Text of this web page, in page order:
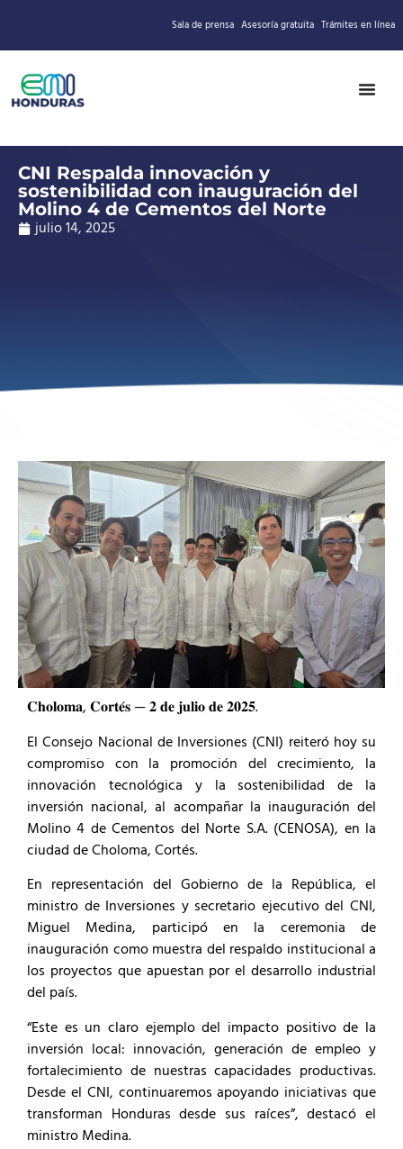
Sala de prensa Asesoría gratuita Trámites en línea
CNI Respalda innovación y
sostenibilidad con inauguración del
Molino 4 de Cementos del Norte
julio 14, 2025
𝐂𝐡𝐨𝐥𝐨𝐦𝐚, 𝐂𝐨𝐫𝐭𝐞́𝐬 — 𝟐 𝐝𝐞 𝐣𝐮𝐥𝐢𝐨 𝐝𝐞 𝟐𝟎𝟐𝟓.
El Consejo Nacional de Inversiones (CNI) reiteró hoy su
compromiso con la promoción del crecimiento, la
innovación tecnológica y la sostenibilidad de la
inversión nacional, al acompañar la inauguración del
Molino 4 de Cementos del Norte S.A. (CENOSA), en la
ciudad de Choloma, Cortés.
En representación del Gobierno de la República, el
ministro de Inversiones y secretario ejecutivo del CNI,
Miguel Medina, participó en la ceremonia de
inauguración como muestra del respaldo institucional a
los proyectos que apuestan por el desarrollo industrial
del país.
“Este es un claro ejemplo del impacto positivo de la
inversión local: innovación, generación de empleo y
fortalecimiento de nuestras capacidades productivas.
Desde el CNI, continuaremos apoyando iniciativas que
transforman Honduras desde sus raíces”, destacó el
ministro Medina.